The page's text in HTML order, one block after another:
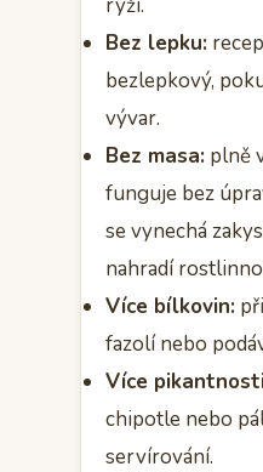
Bez lepku:
bezlepkový,
vývar.
Bez masa: plně
funguje bez
se vynechá
nahradí
Více bílkovin:
fazolí nebo
Více
chipotle nebo
servírování.